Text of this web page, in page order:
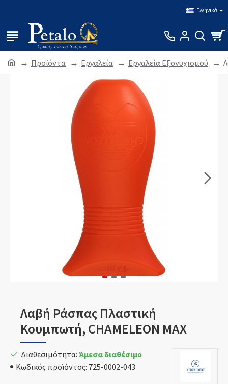
Ελληνικά
Προϊόντα Εργαλεία Εργαλεία Εξονυχισμού
Λαβή Ράσπας Πλαστική
Κουμπωτή, CHAMELEON MAX
Διαθεσιμότητα: Άμεσα διαθέσιμο
Κωδικός προϊόντος: 725-0002-043